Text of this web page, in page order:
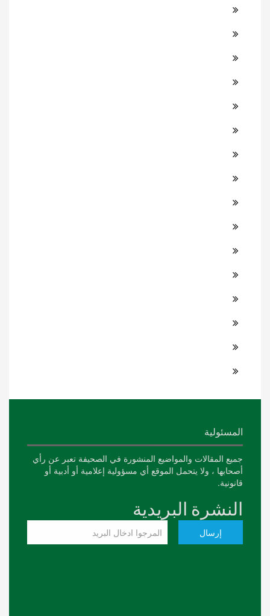
المسئولية
جميع المقالات والمواضيع المنشورة في الصحيفة تعبر عن رأي
أصحابها ، ولا يتحمل الموقع أي مسؤولية إعلامية أو أدبية أو
قانونية.
النشرة البريدية